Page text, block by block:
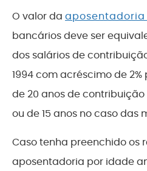
O valor da
bancários deve ser
dos salários de
1994 com acréscimo de
de 20 anos de
ou de 15 anos no caso das
Caso tenha preenchido os
aposentadoria por idade